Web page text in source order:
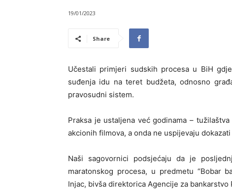
19/01/2023
Share
Učestali primjeri sudskih procesa u BiH
suđenja idu na teret budžeta, odnosno
pravosudni sistem.
Praksa je ustaljena već godinama –
akcionih filmova, a onda ne uspijevaju
Naši sagovornici podsjećaju da je
maratonskog procesa, u predmetu “Bobar
Injac, bivša direktorica Agencije za bankarstvo